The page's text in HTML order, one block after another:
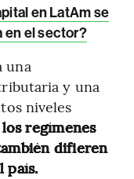
en LatAm se
en el sector?
una
y una
niveles
los regímenes
difieren
país.